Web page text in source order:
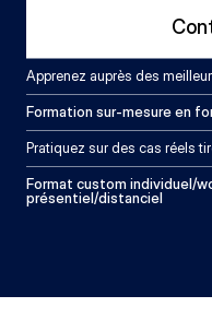
Apprenez auprès des
Formation sur-mesure en
Pratiquez sur des cas réels
Format custom individuel/
présentiel/distanciel